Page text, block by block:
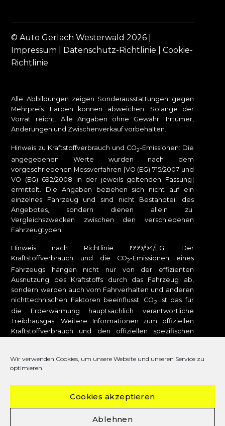
Wir verwenden Cookies, um unsere Website und unseren Service zu
optimieren.
Cookies akzeptieren
Ablehnen
© Auto Gerlach Westerwald 2026 |
Impressum
Datenschutz-Richtlinie |Cookie-
Richtlinie
Alle Abbildungen zeigen Sonderausstattungen gegen
Mehrpreis. Farben können abweichen. Solange der
Vorrat reicht. Alle Angaben ohne Gewähr. Irrtümer,
Änderungen und Zwischenverkauf vorbehalten.
Hinweis zu Kraftstoffverbrauch und CO2-Emissionen: Die
angegebenen Werte wurden nach dem
vorgeschriebenen Messverfahren [VO (EG) 715/2007 und
VO (EG) 692/2008 in der jeweils geltenden Fassung]
ermittelt. Die Angaben beziehen sich nicht auf ein
einzelnes Fahrzeug und sind nicht Bestandteil des
Angebotes, sondern dienen allein zu
Vergleichszwecken zwischen den verschiedenen
Fahrzeugtypen.
Hinweis nach Richtlinie 1999/94/EG: Der
Kraftstoffverbrauch und die CO2-Emissionen eines
Fahrzeugs hängen nicht nur von der effizienten
Ausnutzung des Kraftstoffs durch das Fahrzeug ab,
sondern werden auch vom Fahrverhalten und anderen
nichttechnischen Faktoren beeinflusst. CO2
ist das für
die Erderwärmung hauptsächlich verantwortliche
Treibhausgas. Weitere Informationen zum offiziellen
Kraftstoffverbrauch und den offiziellen spezifischen
Emissionen und den Stromverbrauch neuer
oder unterwww.dat.deunentgeltlich erhältlich ist. Für
weitere Informationen siehe Pkw-